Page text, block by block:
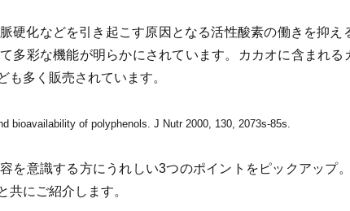
硬化などを引き起こす原因となる活性酸素の働きを抑え
多彩な機能が明らかにされています。カカオに含まれ
も多く販売されています。
bioavailability of polyphenols. J Nutr 2000, 130, 2073s-85s.
を意識する方にうれしい3つのポイントをピックアップ
共にご紹介します。